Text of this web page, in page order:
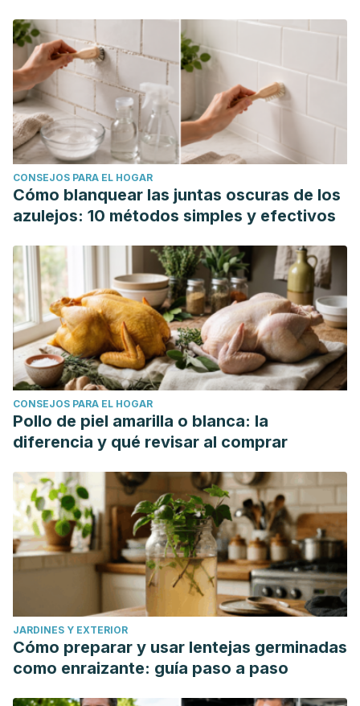
Neurological mechanisms of green tea polyphenols in
Alzheimer's and Parkinson's diseases.
nutritional biochemistry
15
(9), 506-516.
https://www.sciencedirect.com/science/article/pii/
CONSEJOS PARA EL HOGAR
Cómo blanquear las juntas oscuras de los
azulejos: 10 métodos simples y efectivos
CONSEJOS PARA EL HOGAR
Pollo de piel amarilla o blanca: la
diferencia y qué revisar al comprar
JARDINES Y EXTERIOR
Cómo preparar y usar lentejas germinadas
como enraizante: guía paso a paso